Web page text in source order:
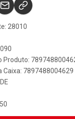
28010
Produto:
Caixa: 7897488004629